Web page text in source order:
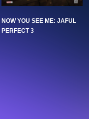
NOW YOU SEE ME: JAFUL
PERFECT 3